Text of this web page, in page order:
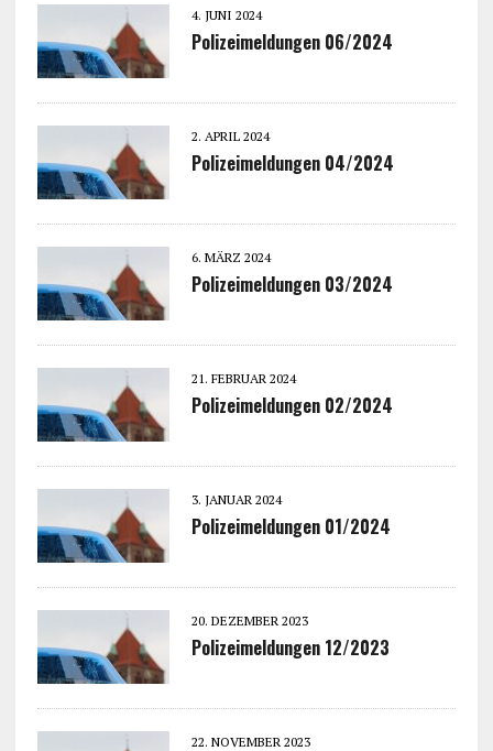
4. JUNI 2024
Polizeimeldungen 06/2024
2. APRIL 2024
Polizeimeldungen 04/2024
6. MÄRZ 2024
Polizeimeldungen 03/2024
21. FEBRUAR 2024
Polizeimeldungen 02/2024
3. JANUAR 2024
Polizeimeldungen 01/2024
20. DEZEMBER 2023
Polizeimeldungen 12/2023
22. NOVEMBER 2023